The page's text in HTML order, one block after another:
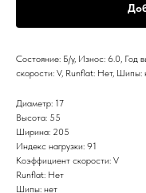
Состояние: Б/у, Износ: 6.0, Год
скорости: V, Runflat: Нет,
Диаметр: 17
Высота: 55
Ширина: 205
Индекс нагрузки: 91
Коэффициент скорости: V
Runflat: Нет
Шипы: нет